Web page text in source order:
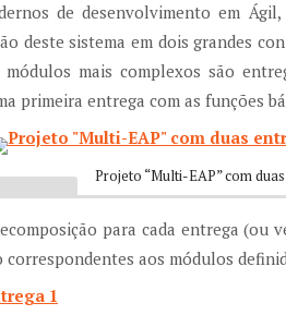
de desenvolvimento em
deste sistema em dois grandes
mais complexos são
primeira entrega com as funções
Projeto “Multi-EAP” com
para cada entrega (ou
correspondentes aos módulos